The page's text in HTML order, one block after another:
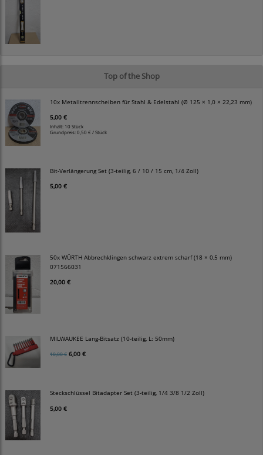
Top of the Shop
10x Metalltrennscheiben für Stahl & Edelstahl (Ø 125 × 1,0 × 22,23 mm)
5,00 €
Inhalt: 10 Stück
Grundpreis:0,50 € / Stück
Bit-Verlängerung Set (3-teilig, 6 / 10 / 15 cm, 1/4 Zoll)
5,00 €
50x WÜRTH Abbrechklingen schwarz extrem scharf (18 × 0,5 mm)
071566031
20,00 €
MILWAUKEE Lang-Bitsatz (10-teilig, L: 50mm)
10,00 € 6,00 €
Steckschlüssel Bitadapter Set (3-teilig, 1/4 3/8 1/2 Zoll)
5,00 €